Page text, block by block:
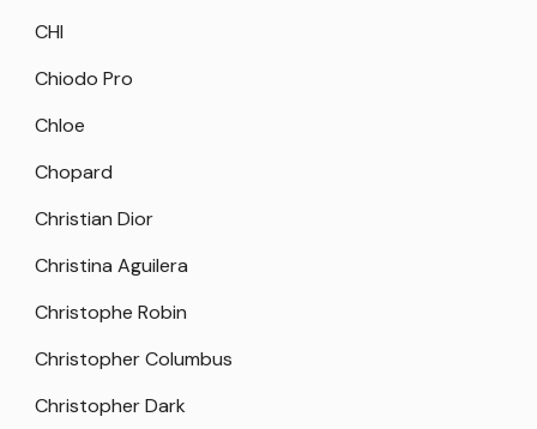
CHI
Chiodo Pro
Chloe
Chopard
Christian Dior
Christina Aguilera
Christophe Robin
Christopher Columbus
Christopher Dark